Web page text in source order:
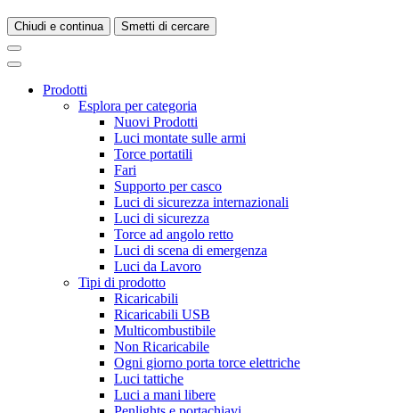
Chiudi e continua Smetti di cercare
Prodotti
Esplora per categoria
Nuovi Prodotti
Luci montate sulle armi
Torce portatili
Fari
Supporto per casco
Luci di sicurezza internazionali
Luci di sicurezza
Torce ad angolo retto
Luci di scena di emergenza
Luci da Lavoro
Tipi di prodotto
Ricaricabili
Ricaricabili USB
Multicombustibile
Non Ricaricabile
Ogni giorno porta torce elettriche
Luci tattiche
Luci a mani libere